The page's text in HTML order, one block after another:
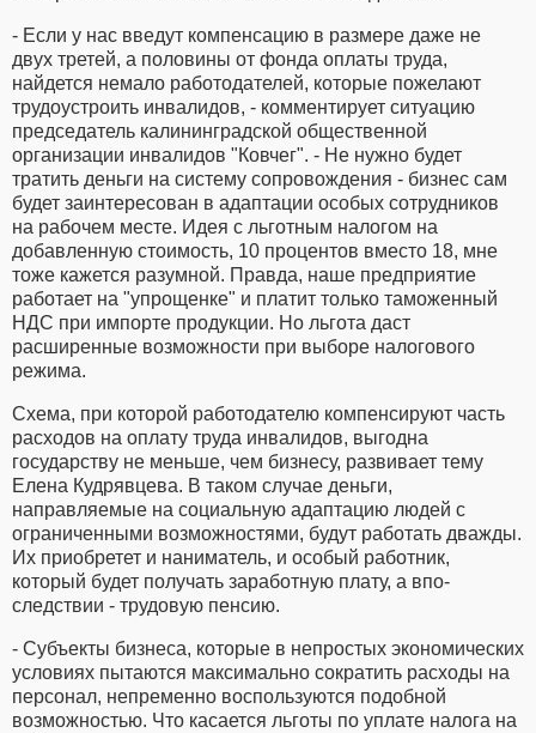
- Если у нас введут компенсацию в размере даже не
двух третей, а половины от фонда оплаты труда,
найдется немало работодателей, которые пожелают
трудоустроить инвалидов, - комментирует ситуацию
председатель калининградской общественной
организации инвалидов "Ковчег". - Не нужно будет
тратить деньги на систему сопровождения - бизнес сам
будет заинтересован в адаптации особых сотрудников
на рабочем месте. Идея с льготным налогом на
добавленную стоимость, 10 процентов вместо 18, мне
тоже кажется разумной. Правда, наше предприятие
работает на "упрощенке" и платит только таможенный
НДС при импорте продукции. Но льгота даст
расширенные возможности при выборе налогового
режима.
Схема, при которой работодателю компенсируют часть
расходов на оплату труда инвалидов, выгодна
государству не меньше, чем бизнесу, развивает тему
Елена Кудрявцева. В таком случае деньги,
направляемые на социальную адаптацию людей с
ограниченными возможностями, будут работать дважды.
Их приобретет и наниматель, и особый работник,
который будет получать заработную плату, а впо-
следствии - трудовую пенсию.
- Субъекты бизнеса, которые в непростых экономических
условиях пытаются максимально сократить расходы на
персонал, непременно воспользуются подобной
возможностью. Что касается льготы по уплате налога на